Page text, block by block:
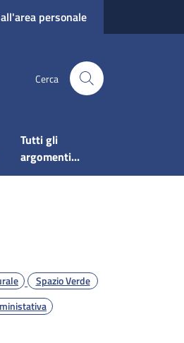
personale
Cerca
Tutti gli
argomenti...
Spazio Verde